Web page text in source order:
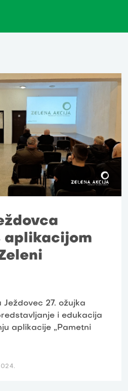
aplikacijom
27. ožujka
i edukacija
aplikacije „Pametni